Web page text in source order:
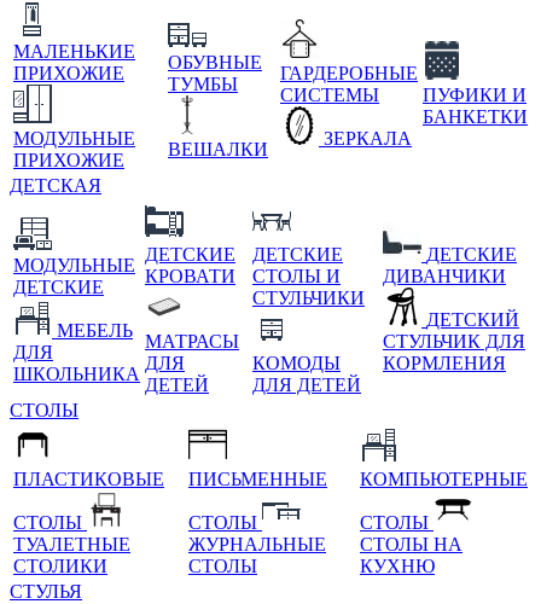
МАЛЕНЬКИЕ
ПРИХОЖИЕ
МОДУЛЬНЫЕ
ПРИХОЖИЕ
ОБУВНЫЕ
ТУМБЫ
ВЕШАЛКИ
ГАРДЕРОБНЫЕ
СИСТЕМЫ
ЗЕРКАЛА
ПУФИКИ И
БАНКЕТКИ
ДЕТСКАЯ
МОДУЛЬНЫЕ
ДЕТСКИЕ
МЕБЕЛЬ
ДЛЯ
ШКОЛЬНИКА
ДЕТСКИЕ
КРОВАТИ
МАТРАСЫ
ДЛЯ
ДЕТЕЙ
ДЕТСКИЕ
СТОЛЫ И
СТУЛЬЧИКИ
КОМОДЫ
ДЛЯ ДЕТЕЙ
ДЕТСКИЕ
ДИВАНЧИКИ
ДЕТСКИЙ
СТУЛЬЧИК ДЛЯ
КОРМЛЕНИЯ
СТОЛЫ
ПЛАСТИКОВЫЕ
СТОЛЫ
ТУАЛЕТНЫЕ
СТОЛИКИ
ПИСЬМЕННЫЕ
СТОЛЫ
ЖУРНАЛЬНЫЕ
СТОЛЫ
КОМПЬЮТЕРНЫЕ
СТОЛЫ
СТОЛЫ НА
КУХНЮ
СТУЛЬЯ